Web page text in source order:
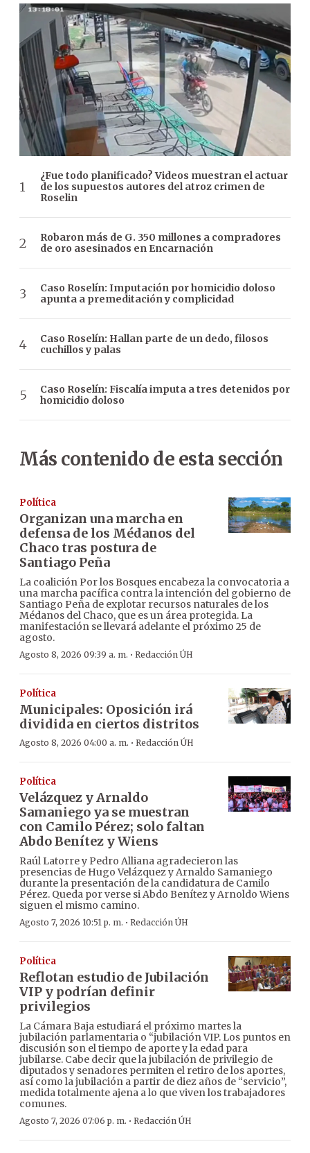
¿Fue todo planificado? Videos muestran el actuar
de los supuestos autores del atroz crimen de
Roselin
Robaron más de G. 350 millones a compradores
de oro asesinados en Encarnación
Caso Roselín: Imputación por homicidio doloso
apunta a premeditación y complicidad
Caso Roselín: Hallan parte de un dedo, filosos
cuchillos y palas
Caso Roselín: Fiscalía imputa a tres detenidos por
homicidio doloso
Más contenido de esta sección
Política
Organizan una marcha en
defensa de los Médanos del
Chaco tras postura de
Santiago Peña
La coalición Por los Bosques encabeza la convocatoria a
una marcha pacífica contra la intención del gobierno de
Santiago Peña de explotar recursos naturales de los
Médanos del Chaco, que es un área protegida. La
manifestación se llevará adelante el próximo 25 de
agosto.
Agosto 8, 2026 09:39 a. m. · Redacción ÚH
Política
Municipales: Oposición irá
dividida en ciertos distritos
Agosto 8, 2026 04:00 a. m. · Redacción ÚH
Política
Velázquez y Arnaldo
Samaniego ya se muestran
con Camilo Pérez; solo faltan
Abdo Benítez y Wiens
Raúl Latorre y Pedro Alliana agradecieron las
presencias de Hugo Velázquez y Arnaldo Samaniego
durante la presentación de la candidatura de Camilo
Pérez. Queda por verse si Abdo Benítez y Arnoldo Wiens
siguen el mismo camino.
Agosto 7, 2026 10:51 p. m. · Redacción ÚH
Política
Reflotan estudio de Jubilación
VIP y podrían definir
privilegios
La Cámara Baja estudiará el próximo martes la
jubilación parlamentaria o “jubilación VIP. Los puntos en
discusión son el tiempo de aporte y la edad para
jubilarse. Cabe decir que la jubilación de privilegio de
diputados y senadores permiten el retiro de los aportes,
así como la jubilación a partir de diez años de “servicio”,
medida totalmente ajena a lo que viven los trabajadores
comunes.
Agosto 7, 2026 07:06 p. m. · Redacción ÚH